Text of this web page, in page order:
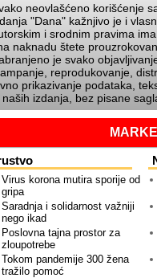
neovlašćeno korišćenje
Dana
kažnjivo je i
i srodnim pravima
naknadu štete
je svako
reprodukovanje,
prikazivanje podataka,
naših izdanja, bez pisane
Virus korona mutira sporije od
gripa
Saradnja i solidarnost važniji
nego ikad
Poslovna tajna prostor za
zloupotrebe
Tokom pandemije 300 žena
tražilo pomoć